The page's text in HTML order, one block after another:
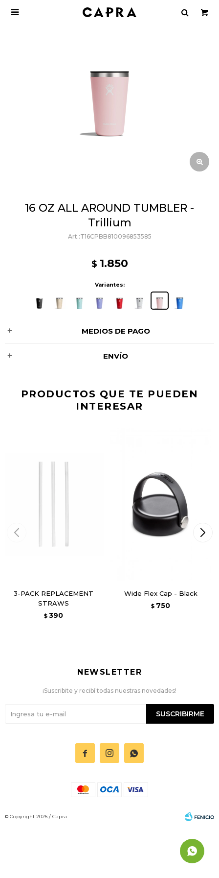

16 OZ ALL AROUND TUMBLER -
Trillium
T16CPBB810096853585
$ 1.850
Variantes:
MEDIOS DE PAGO
ENVÍO
PRODUCTOS QUE TE PUEDEN
INTERESAR
3-PACK REPLACEMENT
STRAWS
$ 390
Wide Flex Cap - Black
$ 750
  
NEWSLETTER
¡Suscribite y recibí todas nuestras novedades!
SUSCRIBIRME
© Copyright 2026 / Capra